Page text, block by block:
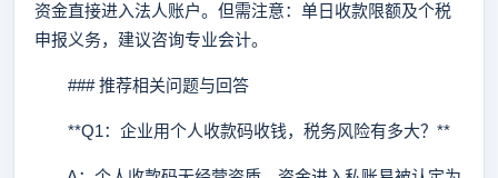
资金直接进入法人账户。但需注意：单日收款限额及个税
申报义务，建议咨询专业会计。
### 推荐相关问题与回答
**Q1：企业用个人收款码收钱，税务风险有多大？**